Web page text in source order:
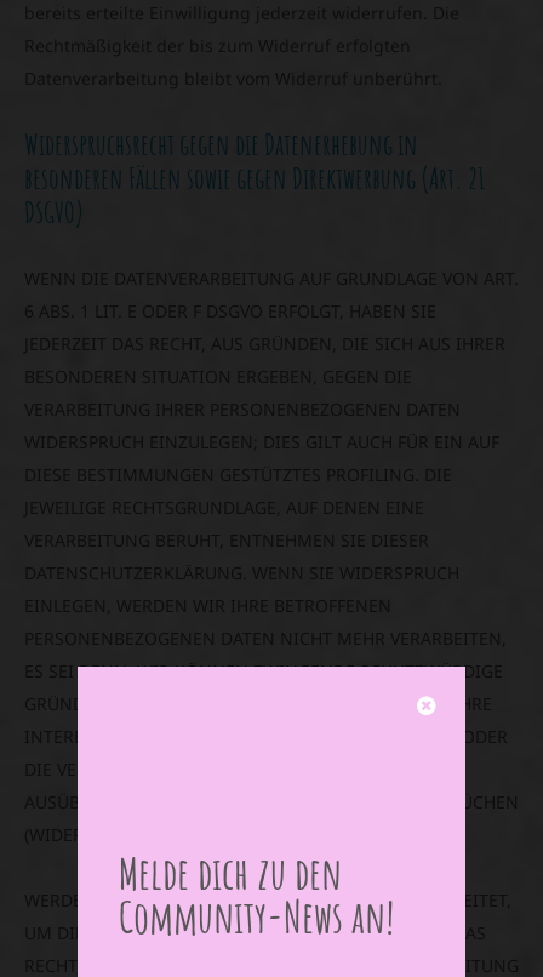
bereits erteilte Einwilligung jederzeit widerrufen. Die
Rechtmäßigkeit der bis zum Widerruf erfolgten
Datenverarbeitung bleibt vom Widerruf unberührt.
Widerspruchsrecht gegen die Datenerhebung in
besonderen Fällen sowie gegen Direktwerbung (Art. 21
DSGVO)
WENN DIE DATENVERARBEITUNG AUF GRUNDLAGE VON ART.
6 ABS. 1 LIT. E ODER F DSGVO ERFOLGT, HABEN SIE
JEDERZEIT DAS RECHT, AUS GRÜNDEN, DIE SICH AUS IHRER
BESONDEREN SITUATION ERGEBEN, GEGEN DIE
VERARBEITUNG IHRER PERSONENBEZOGENEN DATEN
WIDERSPRUCH EINZULEGEN; DIES GILT AUCH FÜR EIN AUF
DIESE BESTIMMUNGEN GESTÜTZTES PROFILING. DIE
JEWEILIGE RECHTSGRUNDLAGE, AUF DENEN EINE
VERARBEITUNG BERUHT, ENTNEHMEN SIE DIESER
DATENSCHUTZERKLÄRUNG. WENN SIE WIDERSPRUCH
EINLEGEN, WERDEN WIR IHRE BETROFFENEN
PERSONENBEZOGENEN DATEN NICHT MEHR VERARBEITEN,
ES SEI DENN, WIR KÖNNEN ZWINGENDE SCHUTZWÜRDIGE
GRÜNDE FÜR DIE VERARBEITUNG NACHWEISEN, DIE IHRE
INTERESSEN, RECHTE UND FREIHEITEN ÜBERWIEGEN ODER
DIE VERARBEITUNG DIENT DER GELTENDMACHUNG,
WERDEN IHRE PERSONENBEZOGENEN DATEN VERARBEITET,
UM DIREKTWERBUNG ZU BETREIBEN, SO HABEN SIE DAS
Melde dich zu den
Community-News an!